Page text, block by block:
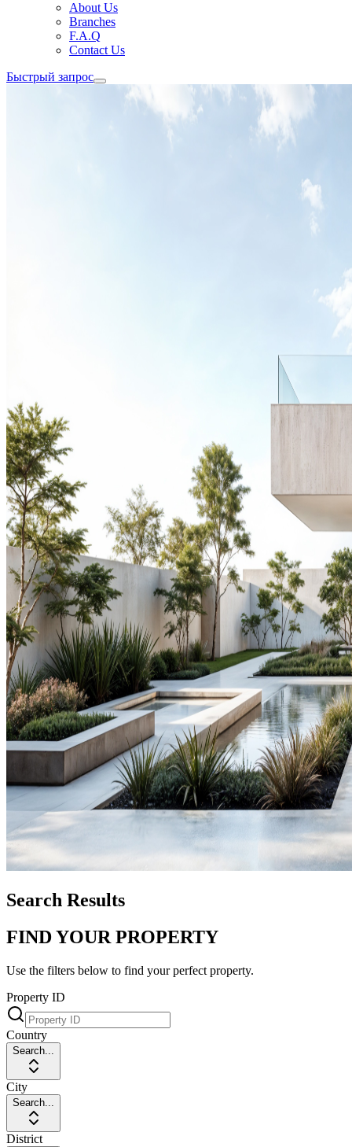
About Us
Branches
F.A.Q
Contact Us
Быстрый запрос
Search Results
FIND YOUR PROPERTY
Use the filters below to find your perfect property.
Property ID
Country
Search...
City
Search...
District